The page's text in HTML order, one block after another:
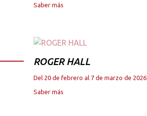
Saber más
ROGER HALL
Del 20 de febrero al 7 de marzo de 2026
Saber más